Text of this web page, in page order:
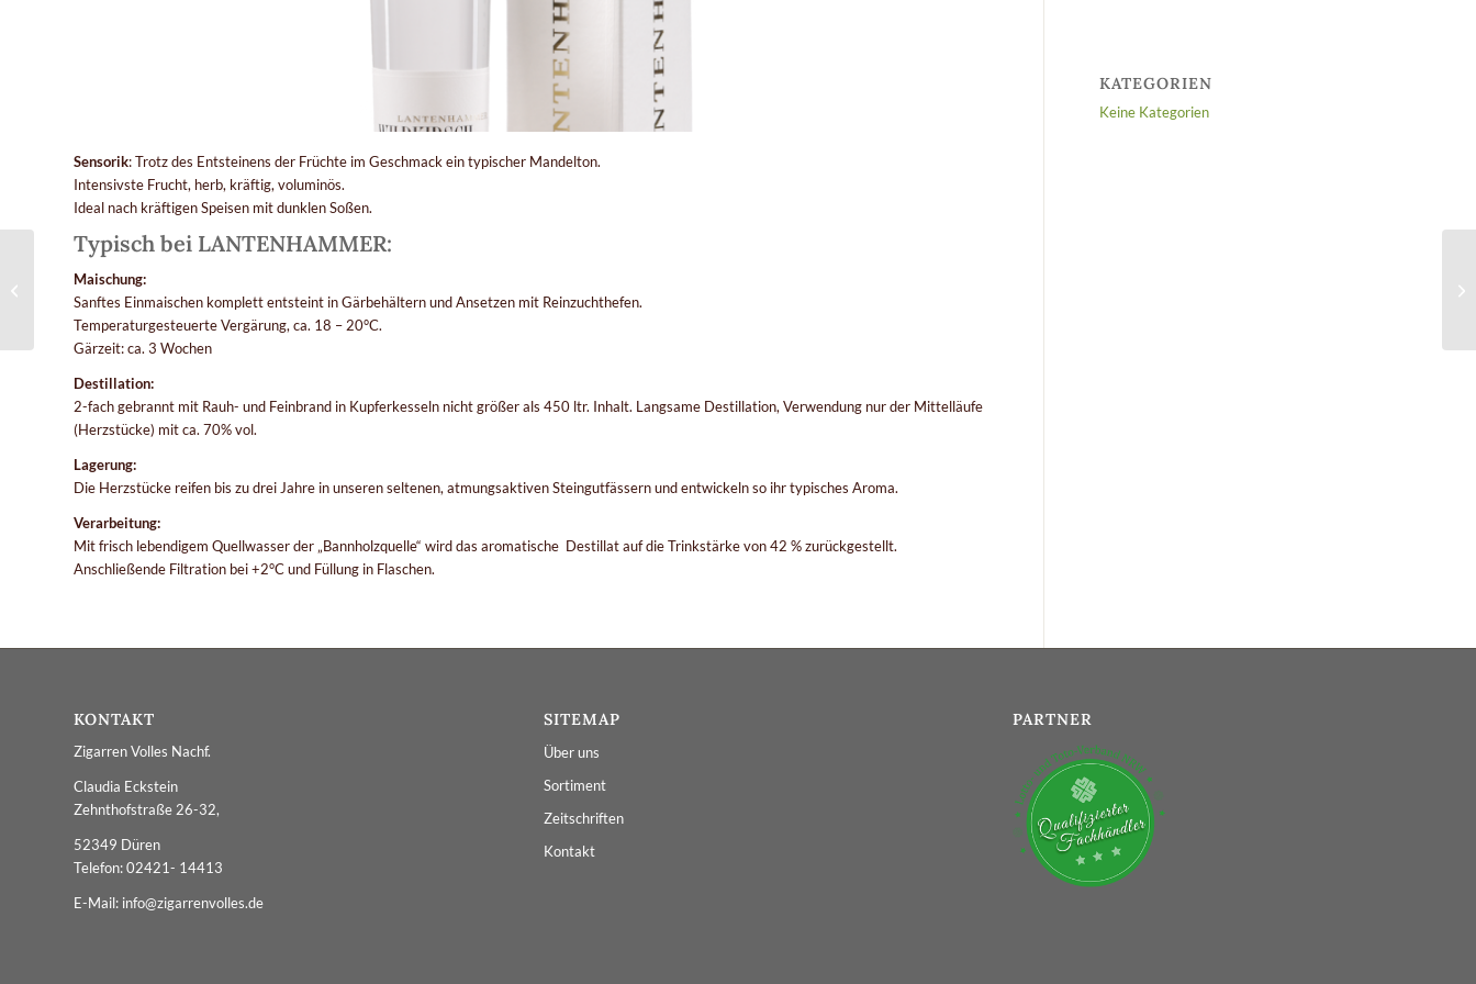
Sensorik: Trotz des Entsteinens der Früchte im Geschmack ein typischer Mandelton.
Intensivste Frucht, herb, kräftig, voluminös.
Ideal nach kräftigen Speisen mit dunklen Soßen.
Typisch bei LANTENHAMMER:
Maischung:
Sanftes Einmaischen komplett entsteint in Gärbehältern und Ansetzen mit Reinzuchthefen.
Temperaturgesteuerte Vergärung, ca. 18 – 20°C.
Gärzeit: ca. 3 Wochen
Destillation:
2-fach gebrannt mit Rauh- und Feinbrand in Kupferkesseln nicht größer als 450 ltr. Inhalt. Langsame Destillation, Verwendung nur der Mittelläufe
(Herzstücke) mit ca. 70% vol.
Lagerung:
Die Herzstücke reifen bis zu drei Jahre in unseren seltenen, atmungsaktiven Steingutfässern und entwickeln so ihr typisches Aroma.
Verarbeitung:
Mit frisch lebendigem Quellwasser der „Bannholzquelle“ wird das aromatische Destillat auf die Trinkstärke von 42 % zurückgestellt.
Anschließende Filtration bei +2°C und Füllung in Flaschen.
KATEGORIEN
Keine Kategorien
KONTAKT
Zigarren Volles Nachf.
Claudia Eckstein
Zehnthofstraße 26-32,
52349 Düren
Telefon: 02421- 14413
E-Mail: info@zigarrenvolles.de
SITEMAP
Über uns
Sortiment
Zeitschriften
Kontakt
PARTNER
Apfelbrand im Slyrs Fass
gereift